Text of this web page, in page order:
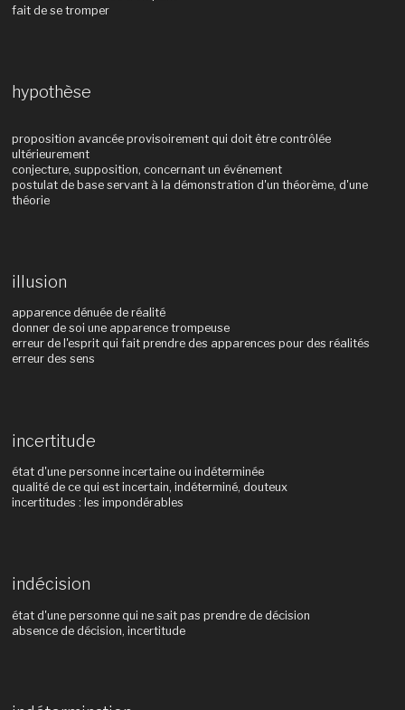
fait de se tromper
hypothèse
proposition avancée provisoirement qui doit être contrôlée
ultérieurement
conjecture, supposition, concernant un événement
postulat de base servant à la démonstration d'un théorème, d'une
théorie
illusion
apparence dénuée de réalité
donner de soi une apparence trompeuse
erreur de l'esprit qui fait prendre des apparences pour des réalités
erreur des sens
incertitude
état d'une personne incertaine ou indéterminée
qualité de ce qui est incertain, indéterminé, douteux
incertitudes : les impondérables
indécision
état d'une personne qui ne sait pas prendre de décision
absence de décision, incertitude